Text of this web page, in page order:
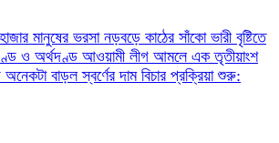
মানুষের ভরসা নড়বড়ে কাঠের সাঁকোভারী বৃষ্টিতে
ও অর্থদণ্ড আওয়ামী লীগ আমলে এক তৃতীয়াংশ
বাড়ল স্বর্ণের দামবিচার প্রক্রিয়া শুরু: